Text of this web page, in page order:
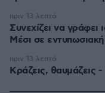
Συνεχίζει να γράφει
Μέσι σε
πριν 13 λεπτά
Κράζεις, θαυμάζεις
πριν 13 λεπτά